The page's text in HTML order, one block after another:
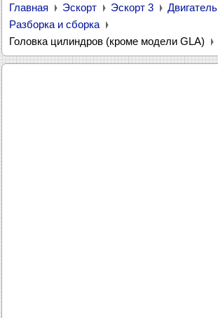
Главная Эскорт Эскорт 3
Двигатель
Разборка и сборка
Головка цилиндров (кроме модели GLA)